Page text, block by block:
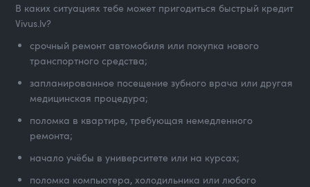
В каких ситуациях тебе может пригодиться быстрый кредит
Vivus.lv?
срочный ремонт автомобиля или покупка нового
транспортного средства;
запланированное посещение зубного врача или другая
медицинская процедура;
поломка в квартире, требующая немедленного
ремонта;
начало учёбы в университете или на курсах;
поломка компьютера, холодильника или любого